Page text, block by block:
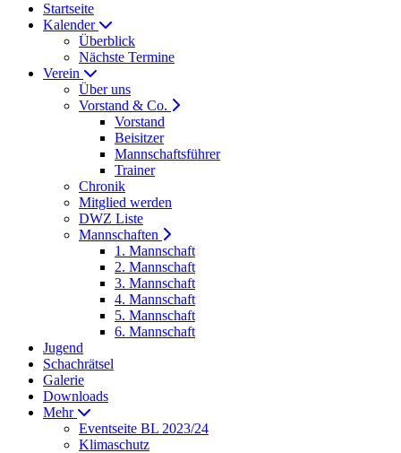
Startseite
Kalender
Überblick
Nächste Termine
Verein
Über uns
Vorstand & Co.
Vorstand
Beisitzer
Mannschaftsführer
Trainer
Chronik
Mitglied werden
DWZ Liste
Mannschaften
1. Mannschaft
2. Mannschaft
3. Mannschaft
4. Mannschaft
5. Mannschaft
6. Mannschaft
Jugend
Schachrätsel
Galerie
Downloads
Mehr
Eventseite BL 2023/24
Klimaschutz